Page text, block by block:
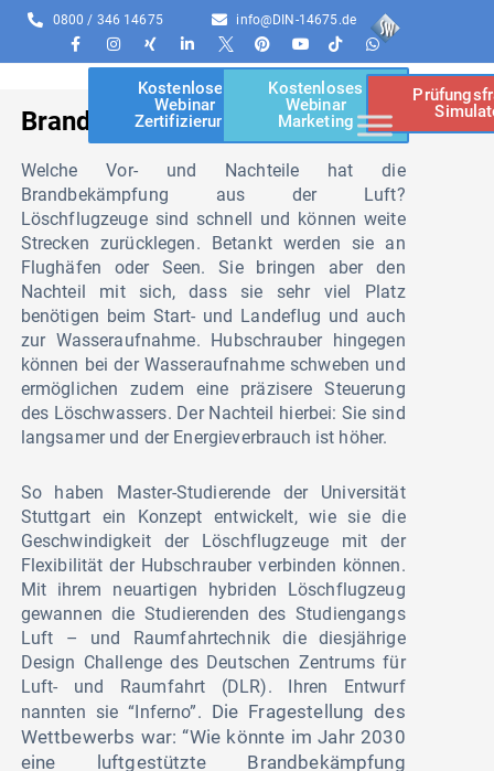
0800 / 346 14675 info@DIN-14675.de
Kostenloses
Webinar
Zertifizierung
Kostenloses
Webinar
Marketing
Brandbekämpfung aus der Luft
Welche Vor- und Nachteile hat die
Brandbekämpfung aus der Luft?
Löschflugzeuge sind schnell und können weite
Strecken zurücklegen. Betankt werden sie an
Flughäfen oder Seen. Sie bringen aber den
Nachteil mit sich, dass sie sehr viel Platz
benötigen beim Start- und Landeflug und auch
zur Wasseraufnahme. Hubschrauber hingegen
können bei der Wasseraufnahme schweben und
ermöglichen zudem eine präzisere Steuerung
des Löschwassers. Der Nachteil hierbei: Sie sind
langsamer und der Energieverbrauch ist höher.
So haben Master-Studierende der Universität
Stuttgart ein Konzept entwickelt, wie sie die
Geschwindigkeit der Löschflugzeuge mit der
Flexibilität der Hubschrauber verbinden können.
Mit ihrem neuartigen hybriden Löschflugzeug
gewannen die Studierenden des Studiengangs
Luft – und Raumfahrtechnik die diesjährige
Design Challenge des Deutschen Zentrums für
Luft- und Raumfahrt (DLR). Ihren Entwurf
nannten sie “Inferno”. Die Fragestellung des
Wettbewerbs war: “Wie könnte im Jahr 2030
eine luftgestützte Brandbekämpfung